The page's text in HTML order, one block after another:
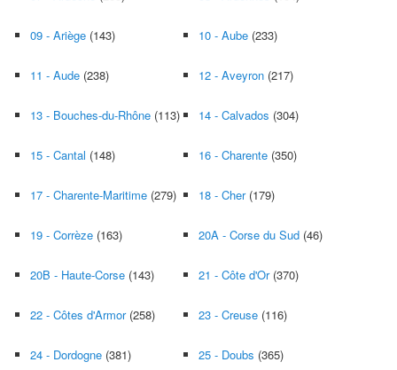
09 - Ariège (143) 10 - Aube (233)
11 - Aude (238) 12 - Aveyron (217)
13 - Bouches-du-Rhône (113) 14 - Calvados (304)
15 - Cantal (148) 16 - Charente (350)
17 - Charente-Maritime (279) 18 - Cher(179)
19 - Corrèze (163) 20A - Corse du Sud (46)
20B - Haute-Corse (143) 21 - Côte d'Or(370)
22 - Côtes d'Armor(258) 23 - Creuse (116)
24 - Dordogne (381) 25 - Doubs (365)